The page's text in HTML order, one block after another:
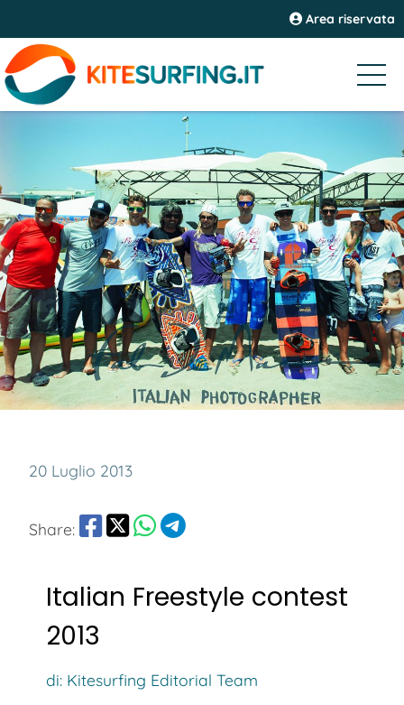
Area riservata
20 Luglio 2013
Share:
Italian Freestyle contest
2013
di: Kitesurfing Editorial Team